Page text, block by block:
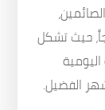
حيث تشكل
الفضيل.